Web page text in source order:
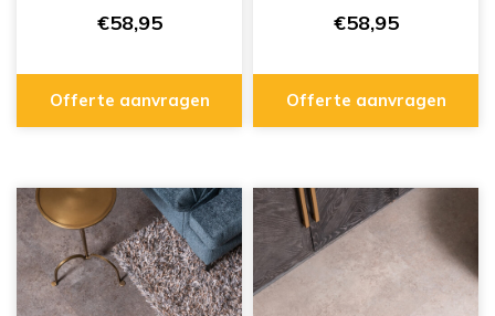
€58,95
Offerte aanvragen
334555414
€58,95
Offerte aanvragen